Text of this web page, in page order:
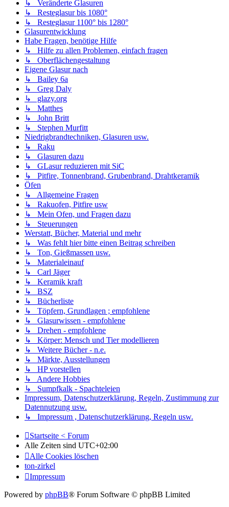
↳ Veränderte Glasuren
↳ Resteglasur bis 1080°
↳ Resteglasur 1100° bis 1280°
Glasurentwicklung
Habe Fragen, benötige Hilfe
↳ Hilfe zu allen Problemen, einfach fragen
↳ Oberflächengestaltung
Eigene Glasur nach
↳ Bailey 6a
↳ Greg Daly
↳ glazy.org
↳ Matthes
↳ John Britt
↳ Stephen Murfitt
Niedrigbrandtechniken, Glasuren usw.
↳ Raku
↳ Glasuren dazu
↳ GLasur reduzieren mit SiC
↳ Pitfire, Tonnenbrand, Grubenbrand, Drahtkeramik
Öfen
↳ Allgemeine Fragen
↳ Rakuofen, Pitfire usw
↳ Mein Ofen, und Fragen dazu
↳ Steuerungen
Werstatt, Bücher, Material und mehr
↳ Was fehlt hier bitte einen Beitrag schreiben
↳ Ton, Gießmassen usw.
↳ Materialeinauf
↳ Carl Jäger
↳ Keramik kraft
↳ BSZ
↳ Bücherliste
↳ Töpfern, Grundlagen ; empfohlene
↳ Glasurwissen - empfohlene
↳ Drehen - empfohlene
↳ Körper: Mensch und Tier modellieren
↳ Weitere Bücher - n.e.
↳ Märkte, Ausstellungen
↳ HP vorstellen
↳ Andere Hobbies
↳ Sumpfkalk - Spachteleien
Impressum, Datenschutzerklärung, Regeln, Zustimmung zur
Datennutzung usw.
↳ Impressum , Datenschutzerklärung, Regeln usw.
Startseite < Forum
Alle Zeiten sind UTC+02:00
Alle Cookies löschen
ton-zirkel
Impressum
Powered by phpBB® Forum Software © phpBB Limited